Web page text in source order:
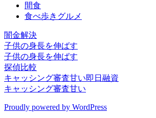
間食
食べ歩きグルメ
闇金解決
子供の身長を伸ばす
子供の身長を伸ばす
探偵比較
キャッシング審査甘い即日融資
キャッシング審査甘い
Proudly powered by WordPress